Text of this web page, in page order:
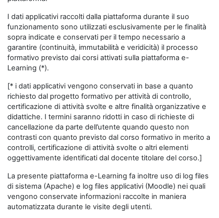
I dati applicativi raccolti dalla piattaforma durante il suo
funzionamento sono utilizzati esclusivamente per le finalità
sopra indicate e conservati per il tempo necessario a
garantire (continuità, immutabilità e veridicità) il processo
formativo previsto dai corsi attivati sulla piattaforma e-
Learning (*).
[* i dati applicativi vengono conservati in base a quanto
richiesto dal progetto formativo per attività di controllo,
certificazione di attività svolte e altre finalità organizzative e
didattiche. I termini saranno ridotti in caso di richieste di
cancellazione da parte dell’utente quando questo non
contrasti con quanto previsto dal corso formativo in merito a
controlli, certificazione di attività svolte o altri elementi
oggettivamente identificati dal docente titolare del corso.]
La presente piattaforma e-Learning fa inoltre uso di log files
di sistema (Apache) e log files applicativi (Moodle) nei quali
vengono conservate informazioni raccolte in maniera
automatizzata durante le visite degli utenti.